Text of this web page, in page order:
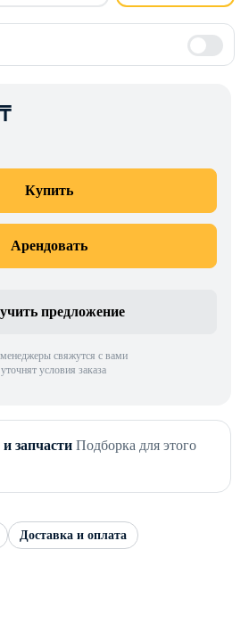
Купить
Арендовать
предложение
свяжутся с вами
условия заказа
запчасти Подборка для этого
Доставка и оплата